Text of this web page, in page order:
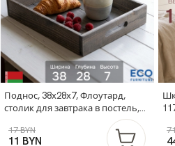
Поднос, 38х28х7, Флоутард,
столик для завтрака в постель,
для кухни, состаренный бурый
17 BYN
11 BYN